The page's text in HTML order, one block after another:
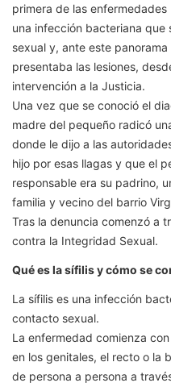
primera de las
una infección bacteriana
sexual y, ante este
presentaba las lesiones,
intervención a la Justicia.
Una vez que se conoció el
madre del pequeño radicó
donde le dijo a las
hijo por esas llagas y que el
responsable era su padrino,
familia y vecino del barrio
Tras la denuncia comenzó a
contra la Integridad Sexual.
Qué es la sífilis y cómo se
La sífilis es una infección
contacto sexual.
La enfermedad comienza
en los genitales, el recto o la
de persona a persona a